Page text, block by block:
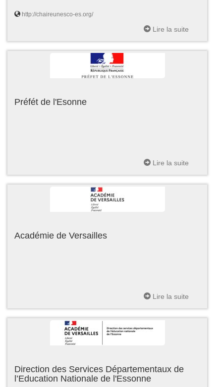
http://chaireunesco-es.org/
Lire la suite
Préfét de l'Esonne
Lire la suite
Académie de Versailles
Lire la suite
Direction des Services Départementaux de
l’Education Nationale de l'Essonne